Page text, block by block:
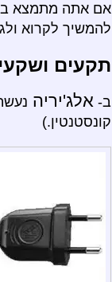
אם אתה מתמצא
להמשיך לקרוא
תקעים
ב- אלג'יריה
קונסטנטין.)